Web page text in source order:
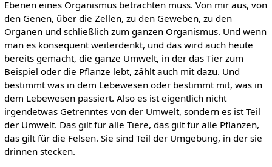
Ebenen eines Organismus betrachten muss. Von mir aus, von
den Genen, über die Zellen, zu den Geweben, zu den
Organen und schließlich zum ganzen Organismus. Und wenn
man es konsequent weiterdenkt, und das wird auch heute
bereits gemacht, die ganze Umwelt, in der das Tier zum
Beispiel oder die Pflanze lebt, zählt auch mit dazu. Und
bestimmt was in dem Lebewesen oder bestimmt mit, was in
dem Lebewesen passiert. Also es ist eigentlich nicht
irgendetwas Getrenntes von der Umwelt, sondern es ist Teil
der Umwelt. Das gilt für alle Tiere, das gilt für alle Pflanzen,
das gilt für die Felsen. Sie sind Teil der Umgebung, in der sie
drinnen stecken.